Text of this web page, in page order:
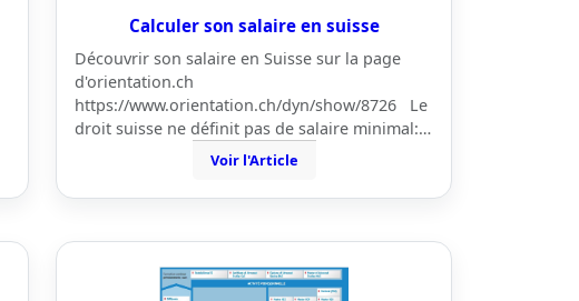
Calculer son salaire en suisse
Découvrir son salaire en Suisse sur la page
d'orientation.ch
https://www.orientation.ch/dyn/show/8726 Le
droit suisse ne définit pas de salaire minimal:…
Voir l'Article